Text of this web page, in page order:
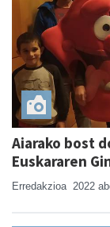
Aiarako bost
Euskararen
Erredakzioa 2022